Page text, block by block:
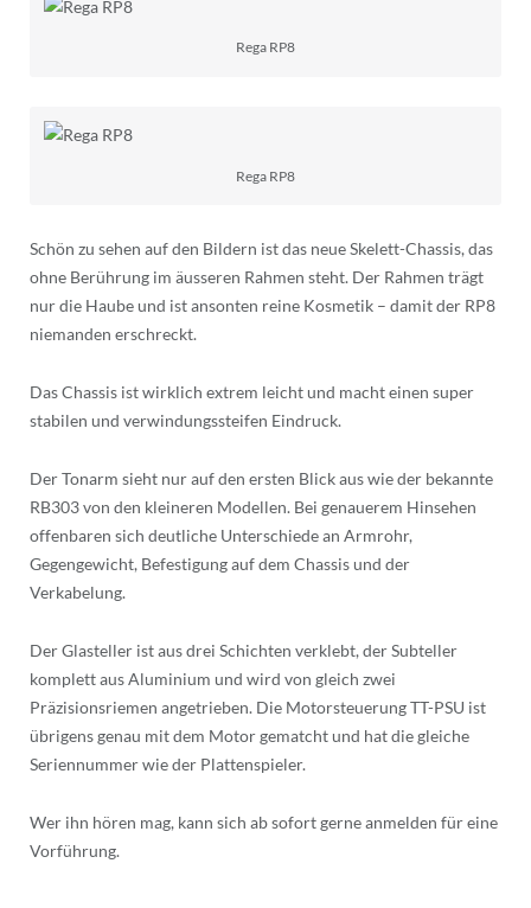
Rega RP8
Rega RP8
Schön zu sehen auf den Bildern ist das neue Skelett-Chassis, das
ohne Berührung im äusseren Rahmen steht. Der Rahmen trägt
nur die Haube und ist ansonten reine Kosmetik – damit der RP8
niemanden erschreckt.
Das Chassis ist wirklich extrem leicht und macht einen super
stabilen und verwindungssteifen Eindruck.
Der Tonarm sieht nur auf den ersten Blick aus wie der bekannte
RB303 von den kleineren Modellen. Bei genauerem Hinsehen
offenbaren sich deutliche Unterschiede an Armrohr,
Gegengewicht, Befestigung auf dem Chassis und der
Verkabelung.
Der Glasteller ist aus drei Schichten verklebt, der Subteller
komplett aus Aluminium und wird von gleich zwei
Präzisionsriemen angetrieben. Die Motorsteuerung TT-PSU ist
übrigens genau mit dem Motor gematcht und hat die gleiche
Seriennummer wie der Plattenspieler.
Wer ihn hören mag, kann sich ab sofort gerne anmelden für eine
Vorführung.